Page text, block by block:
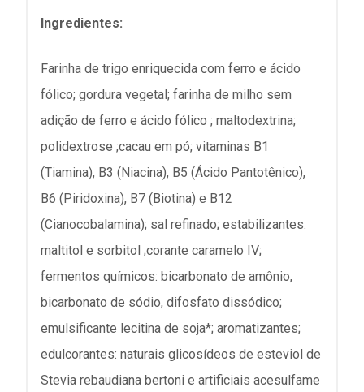
Ingredientes:
Farinha de trigo enriquecida com ferro e ácido
fólico; gordura vegetal; farinha de milho sem
adição de ferro e ácido fólico ; maltodextrina;
polidextrose ;cacau em pó; vitaminas B1
(Tiamina), B3 (Niacina), B5 (Ácido Pantotênico),
B6 (Piridoxina), B7 (Biotina) e B12
(Cianocobalamina); sal refinado; estabilizantes:
maltitol e sorbitol ;corante caramelo IV;
fermentos químicos: bicarbonato de amônio,
bicarbonato de sódio, difosfato dissódico;
emulsificante lecitina de soja*; aromatizantes;
edulcorantes: naturais glicosídeos de esteviol de
Stevia rebaudiana bertoni e artificiais acesulfame